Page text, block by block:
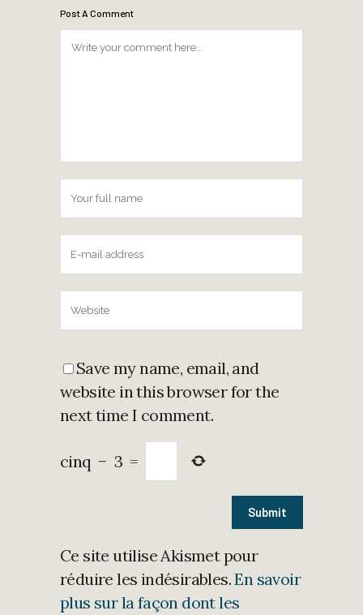
Post A Comment
Save my name, email, and
website in this browser for the
next time I comment.
cinq − 3 =
Ce site utilise Akismet pour
réduire les indésirables.En savoir
plus sur la façon dont les